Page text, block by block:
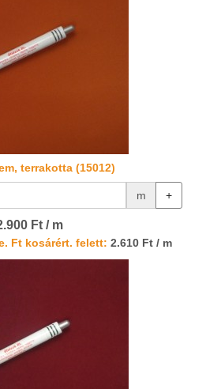
terrakotta (15012)
m +
Ft / m
Ft kosárért. felett: 2.610 Ft / m